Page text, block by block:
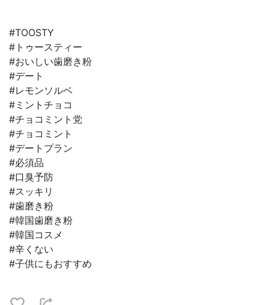
#TOOSTY
#トゥースティー
#おいしい歯磨き粉
#デート
#レモンソルベ
#ミントチョコ
#チョコミント党
#チョコミント
#デートプラン
#必須品
#口臭予防
#スッキリ
#歯磨き粉
#韓国歯磨き粉
#韓国コスメ
#辛くない
#子供にもおすすめ